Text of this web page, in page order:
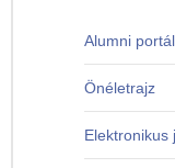
Alumni portál
Önéletrajz
Elektronikus